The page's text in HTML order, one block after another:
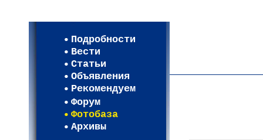
Подробности
Вести
Статьи
Объявления
Рекомендуем
Форум
Фотобаза
Архивы